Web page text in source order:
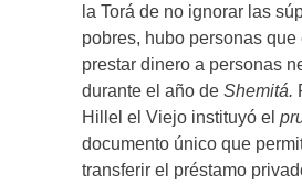
la Torá de no ignorar las
pobres, hubo personas que
prestar dinero a personas
durante el año de Shemitá.
Hillel el Viejo instituyó el
documento único que
transferir el préstamo